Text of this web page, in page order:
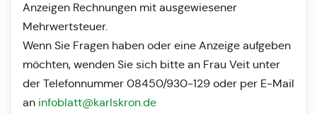
Anzeigen Rechnungen mit ausgewiesener
Mehrwertsteuer.
Wenn Sie Fragen haben oder eine Anzeige aufgeben
möchten, wenden Sie sich bitte an Frau Veit unter
der Telefonnummer 08450/930-129 oder per E-Mail
an infoblatt@karlskron.de